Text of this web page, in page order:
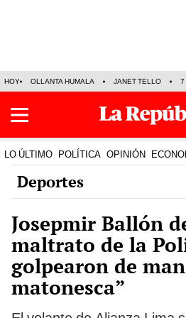
HOY OLLANTA HUMALA JANET TELLO 7
LO ÚLTIMO POLÍTICA OPINIÓN
Deportes
Josepmir Ballón
maltrato de la
golpearon de
matonesca”